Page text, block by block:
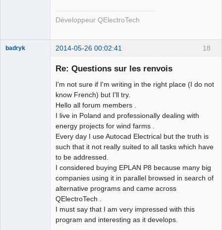
Développeur QElectroTech
18
badryk 2014-05-26 00:02:41
Re: Questions sur les renvois
I'm not sure if I'm writing in the right place (I do not
know French) but I'll try.
Hello all forum members .
I live in Poland and professionally dealing with
energy projects for wind farms .
Every day I use Autocad Electrical but the truth is
such that it not really suited to all tasks which have
to be addressed.
I considered buying EPLAN P8 because many big
companies using it in parallel browsed in search of
alternative programs and came across
QElectroTech .
I must say that I am very impressed with this
program and interesting as it develops.